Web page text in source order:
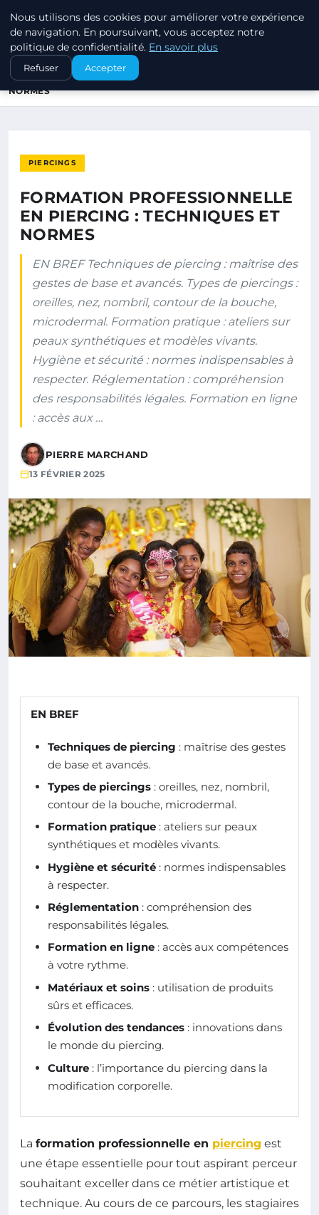
PIERCINGS ET PLUGS
ACCUEIL
PIERCINGS
FORMATION PROFESSIONNELLE EN PIERCING : TECHNIQUES ET
NORMES
PIERCINGS
FORMATION PROFESSIONNELLE
EN PIERCING : TECHNIQUES ET
NORMES
EN BREF Techniques de piercing : maîtrise des
gestes de base et avancés. Types de piercings :
oreilles, nez, nombril, contour de la bouche,
microdermal. Formation pratique : ateliers sur
peaux synthétiques et modèles vivants.
Hygiène et sécurité : normes indispensables à
respecter. Réglementation : compréhension
des responsabilités légales. Formation en ligne
: accès aux …
PIERRE MARCHAND
13 FÉVRIER 2025
EN BREF
Techniques de piercing : maîtrise des gestes
de base et avancés.
Types de piercings : oreilles, nez, nombril,
contour de la bouche, microdermal.
Formation pratique : ateliers sur peaux
synthétiques et modèles vivants.
Hygiène et sécurité : normes indispensables
à respecter.
Réglementation : compréhension des
responsabilités légales.
Formation en ligne : accès aux compétences
à votre rythme.
Matériaux et soins : utilisation de produits
sûrs et efficaces.
Évolution des tendances : innovations dans
le monde du piercing.
Culture : l’importance du piercing dans la
modification corporelle.
La formation professionnelle en piercing est
une étape essentielle pour tout aspirant perceur
souhaitant exceller dans ce métier artistique et
technique. Au cours de ce parcours, les stagiaires
Nous utilisons des cookies pour améliorer votre expérience
de navigation. En poursuivant, vous acceptez notre
politique de confidentialité. En savoir plus
Refuser Accepter